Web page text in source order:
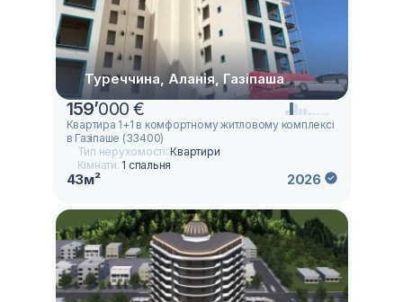
Туреччина, Аланія, Газіпаша
159’000 €
Квартира 1+1 в комфортному житловому комплексі
в Газіпаше (33400)
Тип нерухомості:Квартири
Кімнати: 1 спальня
43м² 2026